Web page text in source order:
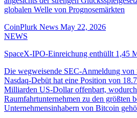
globalen Welle von Prognosemärkten
CoinPlurk News May 22, 2026
NEWS
SpaceX-IPO-Einreichung enthüllt 1,45
Die wegweisende SEC-Anmeldung von
Nasdaq-Debüt hat eine Position von
Milliarden US-Dollar offenbart,
Raumfahrtunternehmen zu den größten
Unternehmensinhabern von Bitcoin